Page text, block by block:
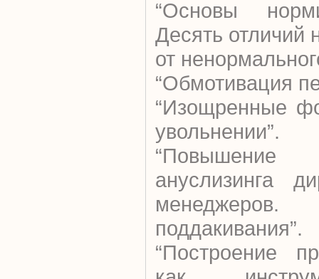
“Основы
Десять отличий
от
“Обмотивация
“Изощренные
увольнении”.
“Повышение
ануслизинга
поддакивания”.
“Построение